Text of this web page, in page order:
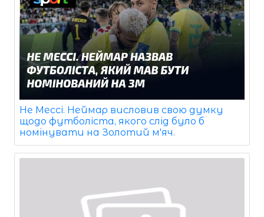
Не Мессі. Неймар висловив свою думку
щодо футболіста, якого слід було б
номінувати на Золотий м'яч.